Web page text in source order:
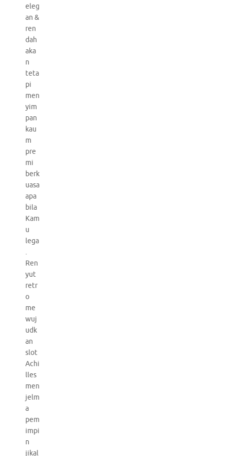
eleg
an &
ren
dah
aka
n
teta
pi
men
yim
pan
kau
m
pre
mi
berk
uasa
apa
bila
Kam
u
lega
.
Ren
yut
retr
o
me
wuj
udk
an
slot
Achi
lles
men
jelm
a
pem
impi
n
jikal